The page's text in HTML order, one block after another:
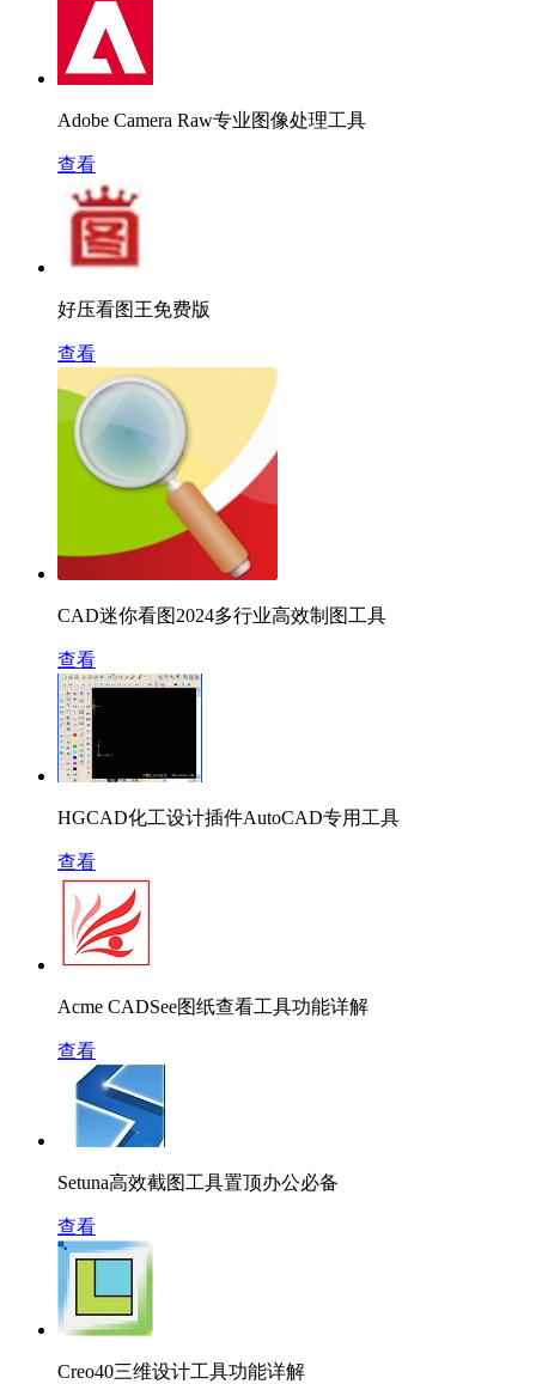
Adobe Camera Raw专业图像处理工具
查看
好压看图王免费版
查看
CAD迷你看图2024多行业高效制图工具
查看
HGCAD化工设计插件AutoCAD专用工具
查看
Acme CADSee图纸查看工具功能详解
查看
Setuna高效截图工具置顶办公必备
查看
Creo40三维设计工具功能详解